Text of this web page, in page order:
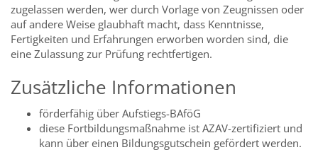
zugelassen werden, wer durch Vorlage von Zeugnissen oder
auf andere Weise glaubhaft macht, dass Kenntnisse,
Fertigkeiten und Erfahrungen erworben worden sind, die
eine Zulassung zur Prüfung rechtfertigen.
Zusätzliche Informationen
förderfähig über Aufstiegs-BAföG
diese Fortbildungsmaßnahme ist AZAV-zertifiziert und
kann über einen Bildungsgutschein gefördert werden.